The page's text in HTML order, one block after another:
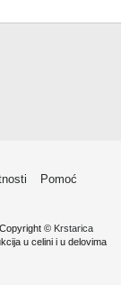
Pomoć
Copyright © Krstarica
u celini i u delovima